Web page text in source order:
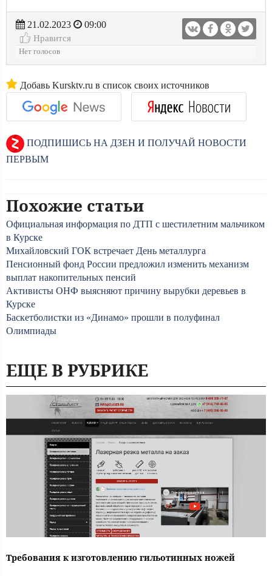
21.02.2023
09:00
Нравится
Нет голосов
Добавь Kursktv.ru в список своих источников
ПОДПИШИСЬ НА ДЗЕН И ПОЛУЧАЙ НОВОСТИ
ПЕРВЫМ
Похожие статьи
Официальная информация по ДТП с шестилетним мальчиком
в Курске
Михайловский ГОК встречает День металлурга
Пенсионный фонд России предложил изменить механизм
выплат накопительных пенсий
Активисты ОНФ выясняют причину вырубки деревьев в
Курске
Баскетболистки из «Динамо» прошли в полуфинал
Олимпиады
ЕЩЕ В РУБРИКЕ
Требования к изготовлению гильотинных ножей